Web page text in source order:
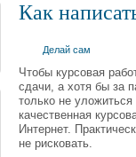
Как
Делай сам
Чтобы курсовая
сдачи, а хотя бы за
только не
качественная
Интернет.
не рисковать.